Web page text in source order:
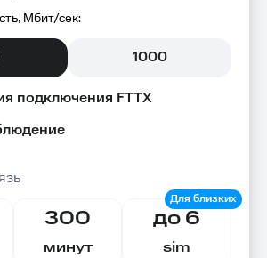
Мбит/сек:
1000
подключения FTTX
300
минут
до 6
sim